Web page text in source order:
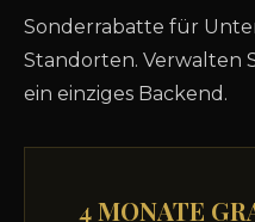
Sonderrabatte für
Standorten. Verwalten
ein einziges Backend.
4 MONATE